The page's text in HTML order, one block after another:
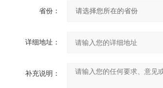
省份：
详细地址：
补充说明：